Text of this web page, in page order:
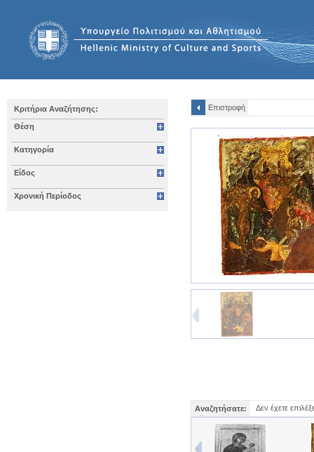
Κριτήρια Αναζήτησης:
Θέση
Κατηγορία
Είδος
Χρονική Περίοδος
Επιστροφή
Αναζητήσατε: Δεν έχετε